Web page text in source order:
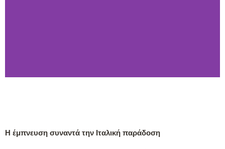
Η έμπνευση συναντά την Ιταλική παράδοση